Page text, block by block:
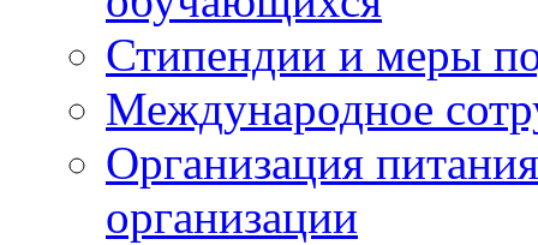
Стипендии и меры
Международное
Организация
организации